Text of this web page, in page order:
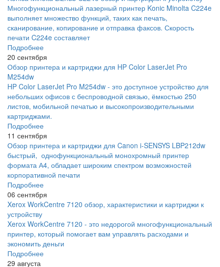
Многофункциональный лазерный принтер Konic Minolta C224e
выполняет множество функций, таких как печать,
сканирование, копирование и отправка факсов. Скорость
печати C224e составляет
Подробнее
20 сентября
Обзор принтера и картриджи для HP Color LaserJet Pro
M254dw
HP Color LaserJet Pro M254dw - это доступное устройство для
небольших офисов с беспроводной связью, ёмкостью 250
листов, мобильной печатью и высокопроизводительными
картриджами.
Подробнее
11 сентября
Обзор принтера и картриджи для Canon i-SENSYS LBP212dw
быстрый, однофункциональный монохромный принтер
формата А4, обладает широким спектром возможностей
корпоративной печати
Подробнее
06 сентября
Xerox WorkCentre 7120 обзор, характеристики и картриджи к
устройству
Xerox WorkCentre 7120 - это недорогой многофункциональный
принтер, который помогает вам управлять расходами и
экономить деньги
Подробнее
29 августа